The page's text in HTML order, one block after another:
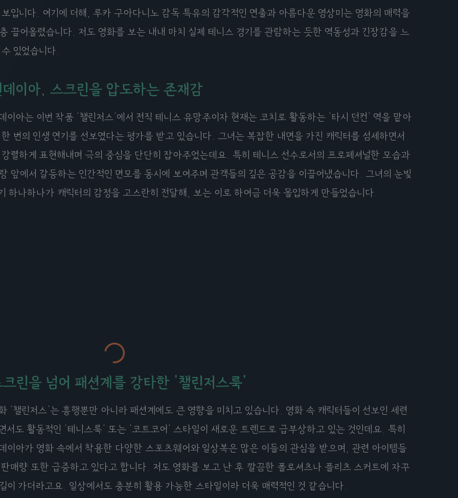
입니다. 여기에 더해, 루카 구아다니노 감독 특유의 감각적인 연출과 아름다운 영상미는 영화의 매력을
끌어올렸습니다. 저도 영화를 보는 내내 마치 실제 테니스 경기를 관람하는 듯한 역동성과 긴장감을 느
있었습니다.
이아, 스크린을 압도하는 존재감
이아는 이번 작품 '챌린저스'에서 전직 테니스 유망주이자 현재는 코치로 활동하는 '타시 던컨' 역을 맡아
번의 인생 연기를 선보였다는 평가를 받고 있습니다. 그녀는 복잡한 내면을 가진 캐릭터를 섬세하면서
렬하게 표현해내며 극의 중심을 단단히 잡아주었는데요. 특히 테니스 선수로서의 프로페셔널한 모습과
앞에서 갈등하는 인간적인 면모를 동시에 보여주며 관객들의 깊은 공감을 이끌어냈습니다. 그녀의 눈빛
하나하나가 캐릭터의 감정을 고스란히 전달해, 보는 이로 하여금 더욱 몰입하게 만들었습니다.
린을 넘어 패션계를 강타한 '챌린저스룩'
'챌린저스'는 흥행뿐만 아니라 패션계에도 큰 영향을 미치고 있습니다. 영화 속 캐릭터들이 선보인 세련
서도 활동적인 '테니스룩' 또는 '코트코어' 스타일이 새로운 트렌드로 급부상하고 있는 것인데요. 특히
이아가 영화 속에서 착용한 다양한 스포츠웨어와 일상복은 많은 이들의 관심을 받으며, 관련 아이템들
매량 또한 급증하고 있다고 합니다. 저도 영화를 보고 난 후 깔끔한 폴로셔츠나 플리츠 스커트에 자꾸
이 가더라고요. 일상에서도 충분히 활용 가능한 스타일이라 더욱 매력적인 것 같습니다.